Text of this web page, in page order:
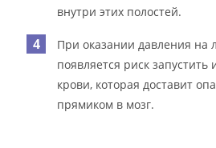
внутри этих полостей.
При оказании давления на
появляется риск
крови, которая доставит
прямиком в мозг.